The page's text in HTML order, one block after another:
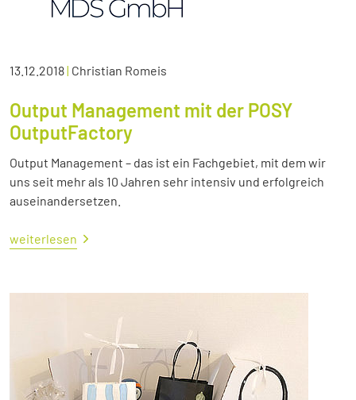
13.12.2018| Christian Romeis
Output Management mit der POSY
OutputFactory
Output Management – das ist ein Fachgebiet, mit dem wir
uns seit mehr als 10 Jahren sehr intensiv und erfolgreich
auseinandersetzen.
weiterlesen